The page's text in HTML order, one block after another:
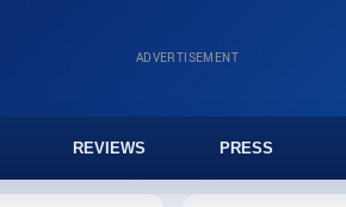
ADVERTISEMENT
REVIEWS PRESS